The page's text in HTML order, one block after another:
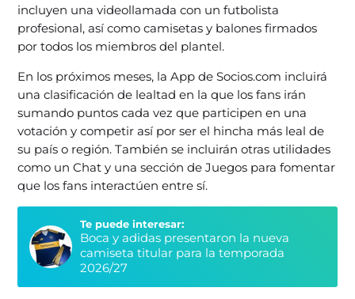
incluyen una videollamada con un futbolista
profesional, así como camisetas y balones firmados
por todos los miembros del plantel.
En los próximos meses, la App de Socios.com incluirá
una clasificación de lealtad en la que los fans irán
sumando puntos cada vez que participen en una
votación y competir así por ser el hincha más leal de
su país o región. También se incluirán otras utilidades
como un Chat y una sección de Juegos para fomentar
que los fans interactúen entre sí.
Te puede interesar:
Boca y adidas presentaron la nueva
camiseta titular para la temporada
2026/27